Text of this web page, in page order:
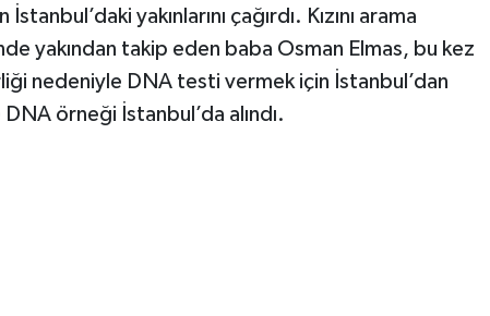
yakınlarını çağırdı. Kızını arama
yakından takip eden baba Osman Elmas, bu kez
nedeniyle DNA testi vermek için İstanbul’dan
örneği İstanbul’da alındı.